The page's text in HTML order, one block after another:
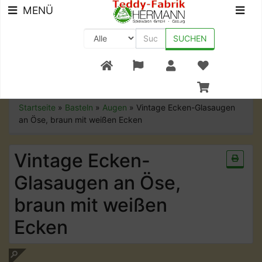
+49 (0) 9561-8590-0
MENÜ
SUCHEN
Startseite » Basteln » Augen » Vintage Ecken-Glasaugen
an Öse, braun mit weißen Ecken
Vintage Ecken-
Glasaugen an Öse,
braun mit weißen
Ecken